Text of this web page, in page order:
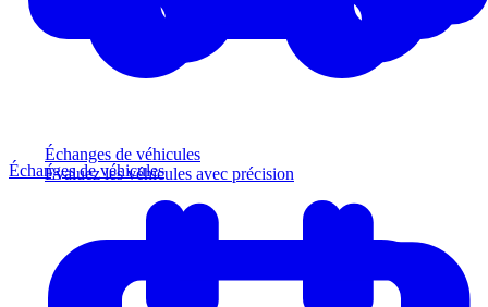
Échanges de véhicules
Évaluez les véhicules avec précision
Échanges de véhicules